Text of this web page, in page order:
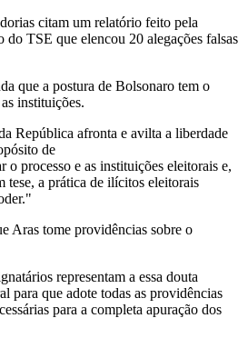
citam um relatório feito pela
do TSE que elencou 20 alegações falsas
que a postura de Bolsonaro tem o
instituições.
República afronta e avilta a liberdade
de
o processo e as instituições eleitorais e,
tese, a prática de ilícitos eleitorais
Aras tome providências sobre o
representam a essa douta
para que adote todas as providências
para a completa apuração dos